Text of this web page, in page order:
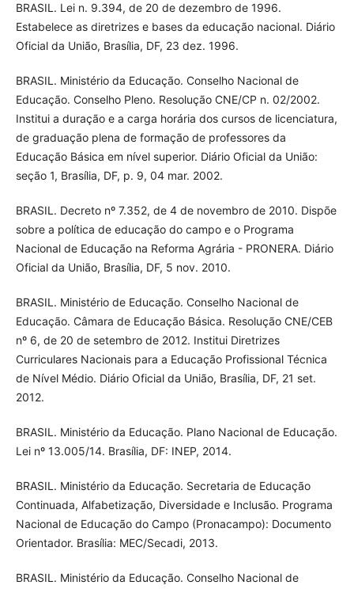
BRASIL. Lei n. 9.394, de 20 de dezembro de 1996.
Estabelece as diretrizes e bases da educação nacional. Diário
Oficial da União, Brasília, DF, 23 dez. 1996.
BRASIL. Ministério da Educação. Conselho Nacional de
Educação. Conselho Pleno. Resolução CNE/CP n. 02/2002.
Institui a duração e a carga horária dos cursos de licenciatura,
de graduação plena de formação de professores da
Educação Básica em nível superior. Diário Oficial da União:
seção 1, Brasília, DF, p. 9, 04 mar. 2002.
BRASIL. Decreto nº 7.352, de 4 de novembro de 2010. Dispõe
sobre a política de educação do campo e o Programa
Nacional de Educação na Reforma Agrária - PRONERA. Diário
Oficial da União, Brasília, DF, 5 nov. 2010.
BRASIL. Ministério de Educação. Conselho Nacional de
Educação. Câmara de Educação Básica. Resolução CNE/CEB
nº 6, de 20 de setembro de 2012. Institui Diretrizes
Curriculares Nacionais para a Educação Profissional Técnica
de Nível Médio. Diário Oficial da União, Brasília, DF, 21 set.
2012.
BRASIL. Ministério da Educação. Plano Nacional de Educação.
Lei nº 13.005/14. Brasília, DF: INEP, 2014.
BRASIL. Ministério da Educação. Secretaria de Educação
Continuada, Alfabetização, Diversidade e Inclusão. Programa
Nacional de Educação do Campo (Pronacampo): Documento
Orientador. Brasília: MEC/Secadi, 2013.
BRASIL. Ministério da Educação. Conselho Nacional de